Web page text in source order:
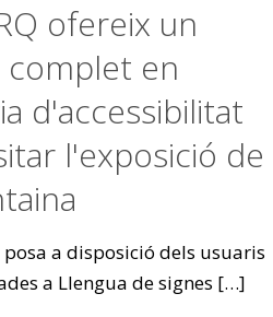
ofereix un
complet en
d'accessibilitat
l'exposició de
posa a disposició dels usuaris
a Llengua de signes […]